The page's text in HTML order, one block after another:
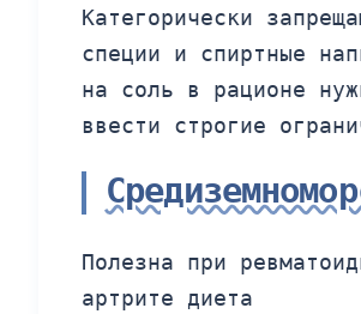
Категорически
специи и спиртные
на соль в рационе
ввести строгие
Полезна при
артрите диета